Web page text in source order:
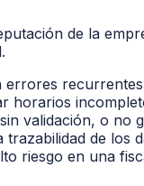
de la
errores
horarios
validación, o no
trazabilidad de los
riesgo en una